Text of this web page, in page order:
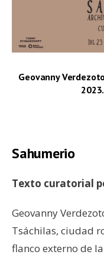
Geovanny
Sahumerio
Texto curatorial
Geovanny
Tsáchilas, ciudad
flanco externo de